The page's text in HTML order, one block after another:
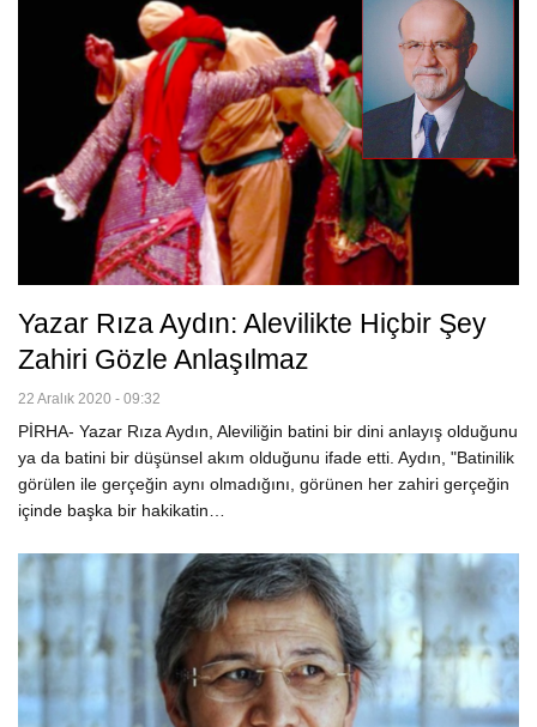
Yazar Rıza Aydın: Alevilikte Hiçbir Şey
Zahiri Gözle Anlaşılmaz
22 Aralık 2020 - 09:32
PİRHA- Yazar Rıza Aydın, Aleviliğin batini bir dini anlayış olduğunu
ya da batini bir düşünsel akım olduğunu ifade etti. Aydın, "Batinilik
görülen ile gerçeğin aynı olmadığını, görünen her zahiri gerçeğin
içinde başka bir hakikatin…